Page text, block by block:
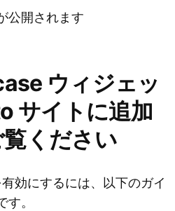
公開されます
ウィジェッ
サイトに追加
ください
効にするには、以下のガイ
す。